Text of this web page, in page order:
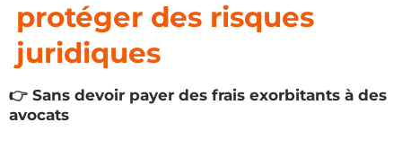
protéger des risques
juridiques
👉 Sans devoir payer des frais exorbitants à des
avocats